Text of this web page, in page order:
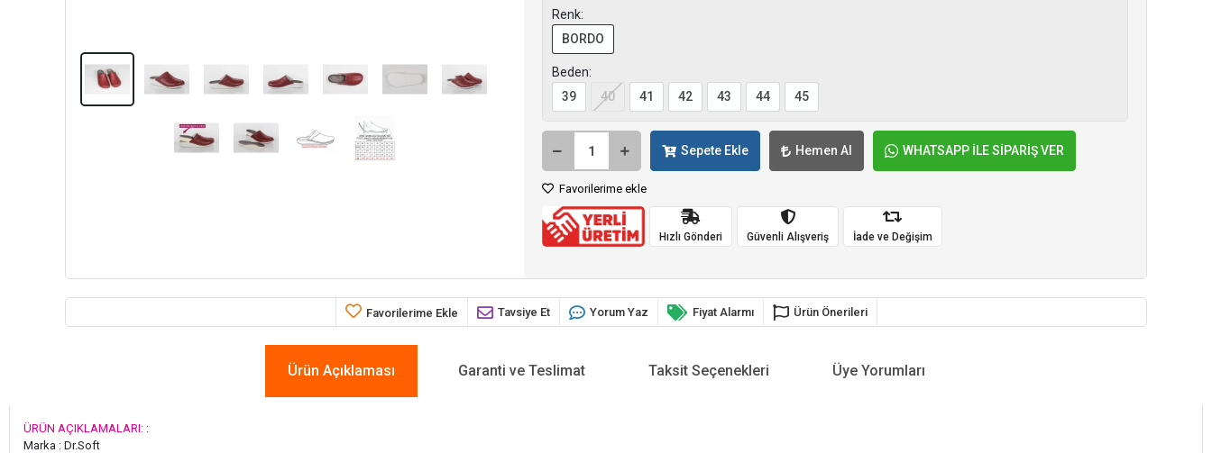
Renk:
BORDO
Beden:
39
40 41 42 43 44 45
Sepete Ekle Hemen Al WHATSAPP İLE SİPARİŞ VER
Favorilerime ekle
Hızlı Gönderi Güvenli Alışveriş İade ve Değişim
Favorilerime Ekle Tavsiye Et Yorum Yaz Fiyat Alarmı Ürün Önerileri
Ürün Açıklaması Garanti ve Teslimat Taksit Seçenekleri Üye Yorumları
ÜRÜN AÇIKLAMALARI: :
Marka : Dr.Soft